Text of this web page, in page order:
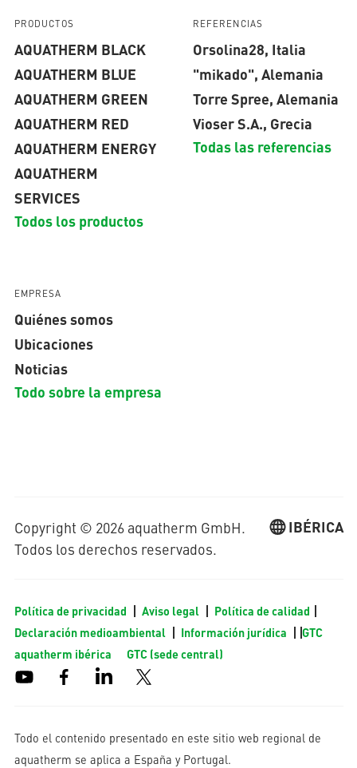
PRODUCTOS
AQUATHERM BLACK
AQUATHERM BLUE
AQUATHERM GREEN
AQUATHERM RED
AQUATHERM ENERGY
AQUATHERM
SERVICES
Todos los productos
REFERENCIAS
Orsolina28, Italia
"mikado", Alemania
Torre Spree, Alemania
Vioser S.A., Grecia
Todas las referencias
EMPRESA
Quiénes somos
Ubicaciones
Noticias
Todo sobre la empresa
Copyright © 2026 aquatherm GmbH.
Todos los derechos reservados.
IBÉRICA
Política de privacidad Aviso legal
Política de calidad
Declaración medioambiental
Información jurídica
GTC
aquatherm ibérica
GTC (sede central)
Todo el contenido presentado en este sitio web regional de
aquatherm se aplica a España y Portugal.